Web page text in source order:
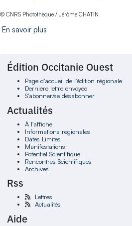
© CNRS Photothèque / Jérôme CHATIN
En savoir plus
Édition Occitanie Ouest
Page d'accueil de l'édition régionale
Dernière lettre envoyée
S'abonner/se désabonner
Actualités
À l'affiche
Informations régionales
Dates Limites
Manifestations
Potentiel Scientifique
Rencontres Scientifiques
Archives
Rss
Lettres
Actualités
Aide